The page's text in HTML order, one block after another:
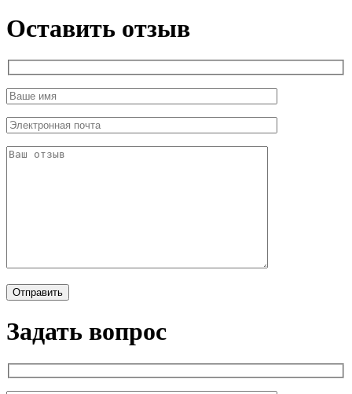
Оставить отзыв
Задать вопрос